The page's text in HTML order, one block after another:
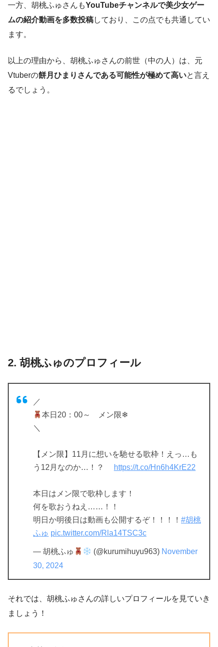
一方、胡桃ふゅさんもYouTubeチャンネルで美少女ゲー
ムの紹介動画を多数投稿しており、この点でも共通してい
ます。
以上の理由から、胡桃ふゅさんの前世（中の人）は、元
Vtuberの餅月ひまりさんである可能性が極めて高いと言え
るでしょう。
2. 胡桃ふゅのプロフィール
／
本日20：00～ メン限❄
＼
【メン限】11月に想いを馳せる歌枠！えっ…も
う12月なのか…！？
https://t.co/Hn6h4KrE22
本日はメン限で歌枠します！
何を歌おうねえ……！！
明日か明後日は動画も公開するぞ！！！！ #胡桃
ふゅ pic.twitter.com/Rla14TSC3c
— 胡桃ふゅ (@kurumihuyu963) November
30, 2024
それでは、胡桃ふゅさんの詳しいプロフィールを見ていき
ましょう！